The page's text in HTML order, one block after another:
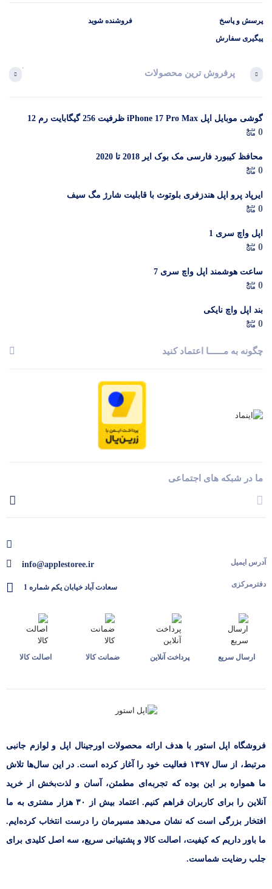
پرسش و پاسخ
پیگیری سفارش
فروشنده شوید
پرفروش ترین محصولات
گوشی موبایل اپل iPhone 17 Pro Max ظرفیت 256 گیگابایت رم 12
گیگابایت (ZAA) – Not Active رجیستر شده
0
محافظ کیبورد فارسی مک بوک ایر 2018 تا 2020
0
ایرپاد پرو اپل هندزفری بلوتوث با قابلیت شارژ مگ سیف
0
اپل واچ سری 1
0
ساعت هوشمند اپل واچ سری 7
0
بند اپل واچ نایکی
0
چگونه به مــــــا اعتماد کنید
ما در شبکه های اجتماعی
آدرس ایمیل
دفترمرکزی
info@applestoree.ir
سعادت آباد خیابان یکم شماره 1
ارسال سریع پرداخت آنلاین ضمانت کالا اصالت کالا
فروشگاه اپل استور با هدف ارائه‌ محصولات اورجینال اپل و لوازم جانبی
مرتبط، از سال ۱۳۹۷ فعالیت خود را آغاز کرده است. در این سال‌ها تلاش
ما همواره بر این بوده که تجربه‌ای مطمئن، آسان و لذت‌بخش از خرید
آنلاین را برای کاربران فراهم کنیم. اعتماد بیش از ۳۰ هزار مشتری به ما
افتخار بزرگی است که نشان می‌دهد مسیرمان را درست انتخاب کرده‌ایم.
ما باور داریم که کیفیت، اصالت کالا و پشتیبانی سریع، سه اصل کلیدی برای
جلب رضایت شماست.